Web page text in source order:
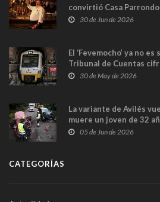
convirtió Casa
en Madrid
30 de Jun de 2026
El ‘Fevemocho’ ya no
Tribunal de Cuentas
sobrecoste de los
30 de May de 2026
La variante de Avilés
muere un joven de 32
frontal
05 de Jun de 2026
CATEGORÍAS